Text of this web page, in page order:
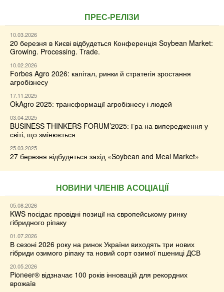
ПРЕС-РЕЛІЗИ
10.03.2026
20 березня в Києві відбудеться Конференція Soybean Market:
Growing. Processing. Trade.
10.02.2026
Forbes Agro 2026: капітал, ринки й стратегія зростання
агробізнесу
17.11.2025
OkAgro 2025: трансформації агробізнесу і людей
03.04.2025
BUSINESS THINKERS FORUM’2025: Гра на випередження у
світі, що змінюється
25.03.2025
27 березня відбудеться захід «Soybean and Meal Market»
НОВИНИ ЧЛЕНІВ АСОЦІАЦІЇ
05.08.2026
KWS посідає провідні позиції на європейському ринку
гібридного ріпаку
01.07.2026
В сезоні 2026 року на ринок України виходять три нових
гібриди озимого ріпаку та новий сорт озимої пшениці ДСВ
20.05.2026
Pioneer® відзначає 100 років інновацій для рекордних
врожаїв